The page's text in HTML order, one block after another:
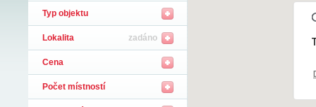
Typ objektu
Lokalita zadáno
Cena
Počet místností